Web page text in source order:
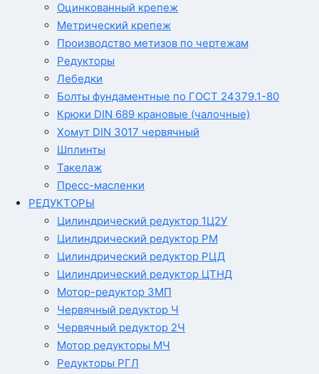
Оцинкованный крепеж
Метрический крепеж
Производство метизов по чертежам
Редукторы
Лебедки
Болты фундаментные по ГОСТ 24379.1-80
Крюки DIN 689 крановые (чалочные)
Хомут DIN 3017 червячный
Шплинты
Такелаж
Пресс-масленки
РЕДУКТОРЫ
Цилиндрический редуктор 1Ц2У
Цилиндрический редуктор РМ
Цилиндрический редуктор РЦД
Цилиндрический редуктор ЦТНД
Мотор-редуктор 3МП
Червячный редуктор Ч
Червячный редуктор 2Ч
Мотор редукторы МЧ
Редукторы РГЛ